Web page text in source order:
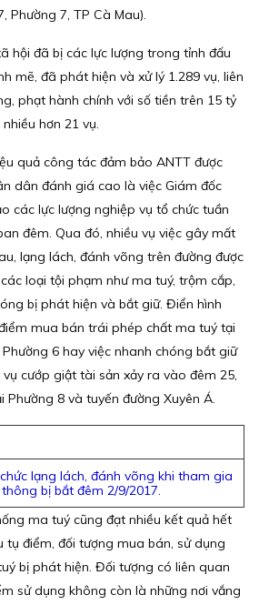
Phường 7, TP Cà Mau).
hội đã bị các lực lượng trong tỉnh đấu
mẽ, đã phát hiện và xử lý 1.289 vụ, liên
phạt hành chính với số tiền trên 15 tỷ
hơn 21 vụ.
quả công tác đảm bảo ANTT được
dân đánh giá cao là việc Giám đốc
các lực lượng nghiệp vụ tổ chức tuần
đêm. Qua đó, nhiều vụ việc gây mất
lạng lách, đánh võng trên đường được
loại tội phạm như ma tuý, trộm cắp,
bị phát hiện và bắt giữ. Điển hình
mua bán trái phép chất ma tuý tại
6 hay việc nhanh chóng bắt giữ
cướp giật tài sản xảy ra vào đêm 25,
Phường 8 và tuyến đường Xuyên Á.
lạng lách, đánh võng khi tham gia
bị bắt đêm 2/9/2017.
ma tuý cũng đạt nhiều kết quả hết
tụ điểm, đối tượng mua bán, sử dụng
bị phát hiện. Đối tượng có liên quan
sử dụng không còn là những nơi vắng